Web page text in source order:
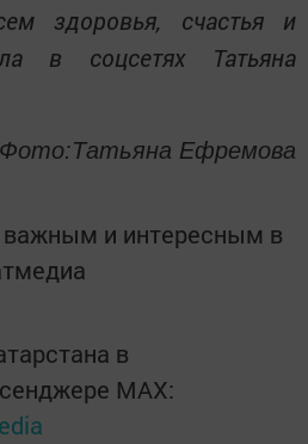
здоровья, счастья и
в соцсетях Татьяна
Фото:Татьяна Ефремова
и интересным в
в
MАХ: